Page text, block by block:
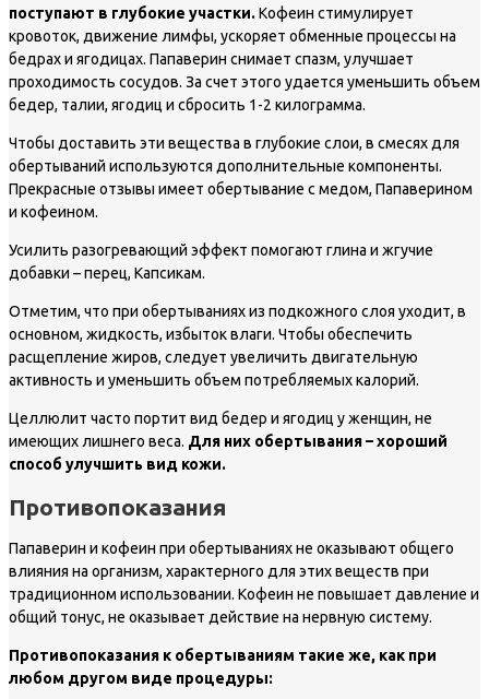
поступают в глубокие участки. Кофеин стимулирует
кровоток, движение лимфы, ускоряет обменные процессы на
бедрах и ягодицах. Папаверин снимает спазм, улучшает
проходимость сосудов. За счет этого удается уменьшить объем
бедер, талии, ягодиц и сбросить 1-2 килограмма.
Чтобы доставить эти вещества в глубокие слои, в смесях для
обертываний используются дополнительные компоненты.
Прекрасные отзывы имеет обертывание с медом, Папаверином
и кофеином.
Усилить разогревающий эффект помогают глина и жгучие
добавки – перец, Капсикам.
Отметим, что при обертываниях из подкожного слоя уходит, в
основном, жидкость, избыток влаги. Чтобы обеспечить
расщепление жиров, следует увеличить двигательную
активность и уменьшить объем потребляемых калорий.
Целлюлит часто портит вид бедер и ягодиц у женщин, не
имеющих лишнего веса. Для них обертывания – хороший
способ улучшить вид кожи.
Противопоказания
Папаверин и кофеин при обертываниях не оказывают общего
влияния на организм, характерного для этих веществ при
традиционном использовании. Кофеин не повышает давление и
общий тонус, не оказывает действие на нервную систему.
Противопоказания к обертываниям такие же, как при
любом другом виде процедуры: